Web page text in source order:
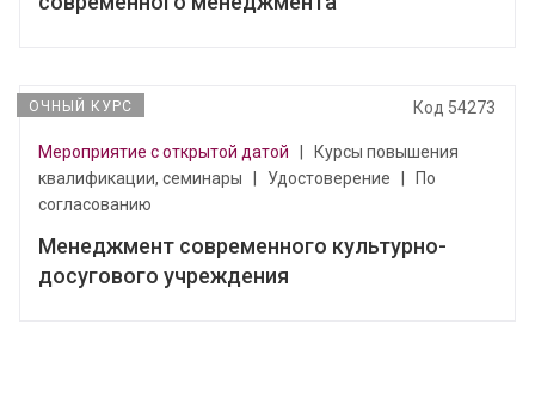
ОЧНЫЙ КУРС Код 54273
Мероприятие с открытой датой
Курсы повышения
квалификации, семинары
Удостоверение
По
согласованию
Менеджмент современного культурно-
досугового учреждения